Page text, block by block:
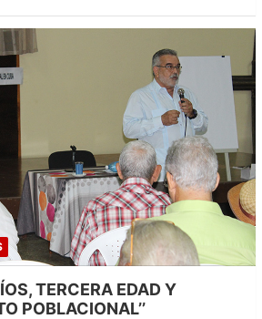
TERCERA EDAD Y
POBLACIONAL’’